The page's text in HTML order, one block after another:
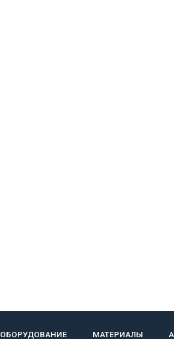
ОБОРУДОВАНИЕ МАТЕРИАЛЫ